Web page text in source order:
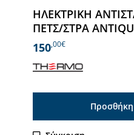
ΗΛΕΚΤΡΙΚΗ
ΠΕΤΣ/ΣΤΡΑ
150,00€
Προσθήκη